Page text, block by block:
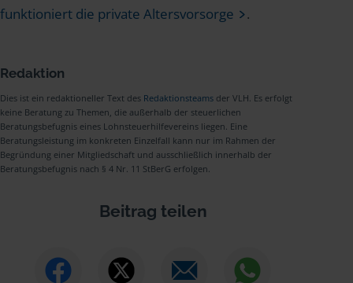
funktioniert die private Altersvorsorge
.
Redaktion
Dies ist ein redaktioneller Text des Redaktionsteams der VLH. Es erfolgt
keine Beratung zu Themen, die außerhalb der steuerlichen
Beratungsbefugnis eines Lohnsteuerhilfevereins liegen. Eine
Beratungsleistung im konkreten Einzelfall kann nur im Rahmen der
Begründung einer Mitgliedschaft und ausschließlich innerhalb der
Beratungsbefugnis nach § 4 Nr. 11 StBerG erfolgen.
Beitrag teilen